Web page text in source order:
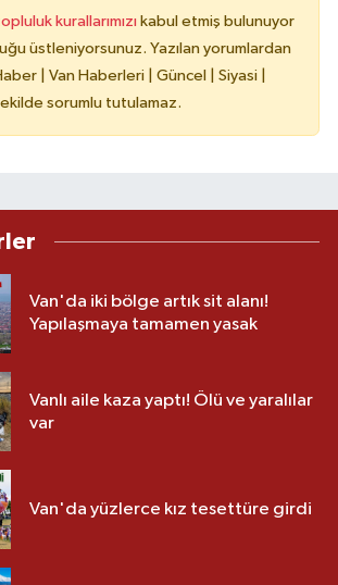
kurallarımızı kabul etmiş bulunuyor
üstleniyorsunuz. Yazılan yorumlardan
| Van Haberleri | Güncel | Siyasi |
sorumlu tutulamaz.
Van'da iki bölge artık sit alanı!
Yapılaşmaya tamamen yasak
Vanlı aile kaza yaptı! Ölü ve yaralılar
var
Van'da yüzlerce kız tesettüre girdi